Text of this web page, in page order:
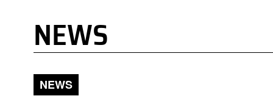
NEWS
NEWS